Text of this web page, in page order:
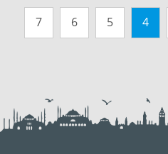
4
5
6
7